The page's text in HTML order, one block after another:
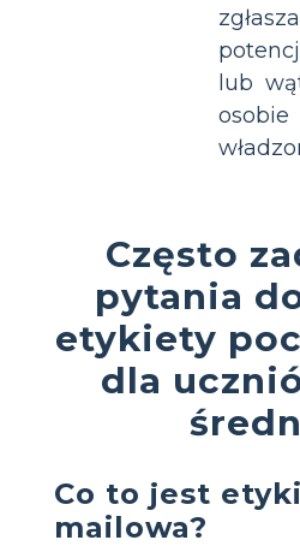
lub
Często
pytania
etykiety
dla
Co to jest
mailowa?